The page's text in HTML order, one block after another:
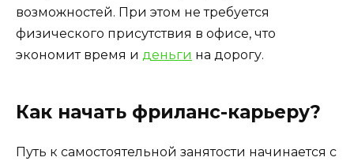
возможностей. При этом не требуется
физического присутствия в офисе, что
экономит время и деньги на дорогу.
Как начать фриланс-карьеру?
Путь к самостоятельной занятости начинается с